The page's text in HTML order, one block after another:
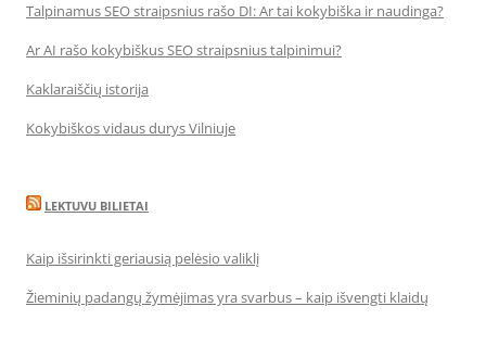
Talpinamus SEO straipsnius rašo DI: Ar tai kokybiška ir naudinga?
Ar AI rašo kokybiškus SEO straipsnius talpinimui?
Kaklaraiščių istorija
Kokybiškos vidaus durys Vilniuje
LEKTUVU BILIETAI
Kaip išsirinkti geriausią pelėsio valiklį
Žieminių padangų žymėjimas yra svarbus – kaip išvengti klaidų